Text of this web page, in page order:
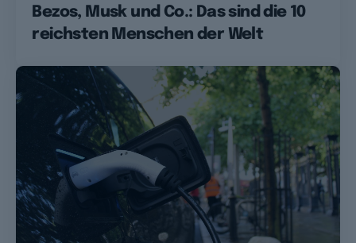
Bezos, Musk und Co.: Das sind die 10
reichsten Menschen der Welt